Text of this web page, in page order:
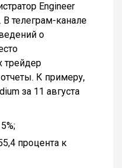
Engineer
телеграм-канале
о
трейдер
К примеру,
за 11 августа
процента к